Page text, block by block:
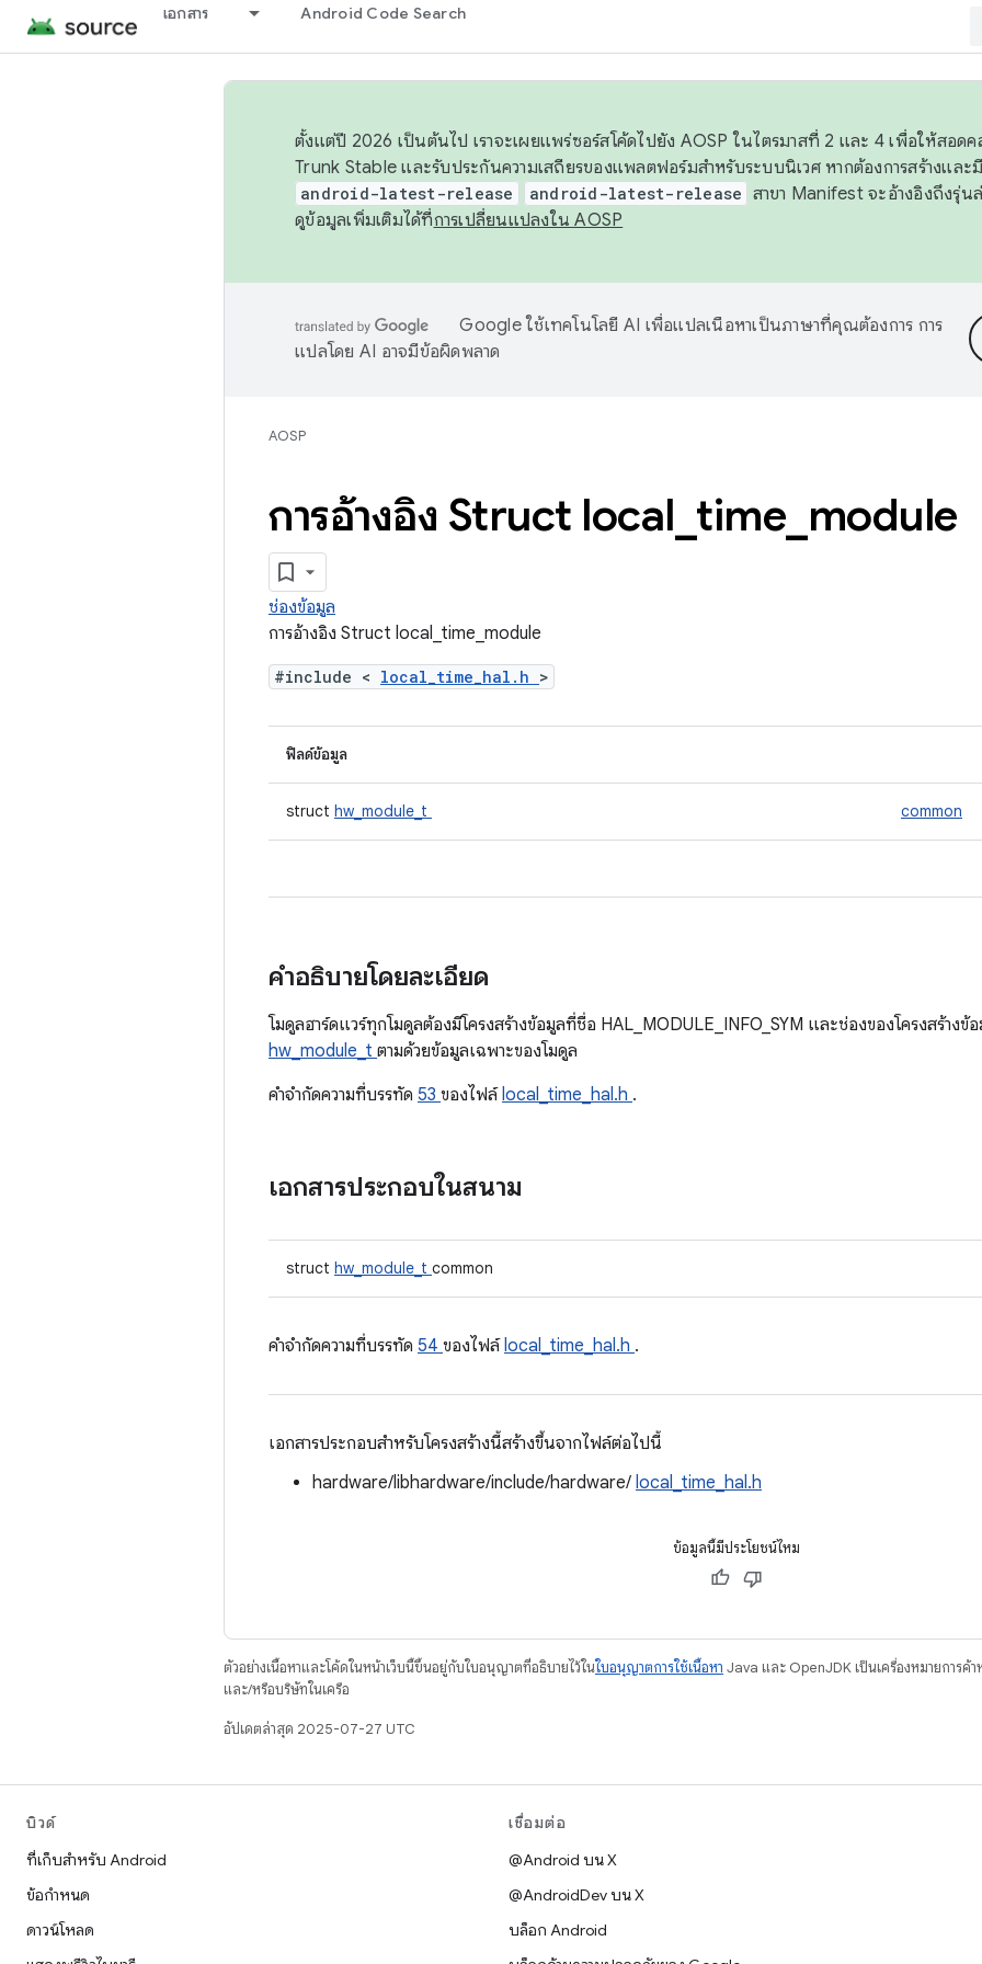
เอกสาร Android Code Search
ตั้งแต่ปี 2026 เป็นต้นไป เราจะเผยแพร่ซอร์สโค้ดไปยัง AOSP ในไตรมาสที่ 2 และ 4 เพื่อให้สอด
Trunk Stable และรับประกันความเสถียรของแพลตฟอร์มสำหรับระบบนิเวศ หากต้องการสร้างและ
android-latest-release android-latest-release สาขา Manifest จะอ้างอิงถึงรุ่
ดูข้อมูลเพิ่มเติมได้ที่การเปลี่ยนแปลงใน AOSP
Google ใช้เทคโนโลยี AI เพื่อแปลเนื้อหาเป็นภาษาที่คุณต้องการ การ
แปลโดย AI อาจมีข้อผิดพลาด
AOSP
การอ้างอิง Struct local time module
ช่องข้อมูล
การอ้างอิง Struct local_time_module
#include < local_time_hal.h >
ฟิลด์ข้อมูล
struct hw_module_t common
คำอธิบายโดยละเอียด
โมดูลฮาร์ดแวร์ทุกโมดูลต้องมีโครงสร้างข้อมูลที่ชื่อ HAL_MODULE_INFO_SYM และช่องของโครงสร้าง
hw_module_t ตามด้วยข้อมูลเฉพาะของโมดูล
คําจํากัดความที่บรรทัด 53 ของไฟล์local_time_hal.h .
เอกสารประกอบในสนาม
struct hw_module_t common
คําจํากัดความที่บรรทัด 54 ของไฟล์local_time_hal.h .
เอกสารประกอบสำหรับโครงสร้างนี้สร้างขึ้นจากไฟล์ต่อไปนี้
hardware/libhardware/include/hardware/ local_time_hal.h
ข้อมูลนี้มีประโยชน์ไหม
ตัวอย่างเนื้อหาและโค้ดในหน้าเว็บนี้ขึ้นอยู่กับใบอนุญาตที่อธิบายไว้ในใบอนุญาตการใช้เนื้อหา Java และ OpenJDK เป็นเครื่องหมายการค้
และ/หรือบริษัทในเครือ
อัปเดตล่าสุด 2025-07-27 UTC
บิวด์
ที่เก็บสำหรับ Android
ข้อกำหนด
ดาวน์โหลด
เชื่อมต่อ
@Android บน X
@AndroidDev บน X
บล็อก Android